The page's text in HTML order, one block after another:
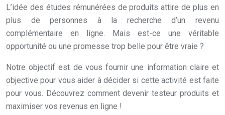
L’idée des études rémunérées de produits attire de plus en
plus de personnes à la recherche d’un revenu
complémentaire en ligne. Mais est-ce une véritable
opportunité ou une promesse trop belle pour être vraie ?
Notre objectif est de vous fournir une information claire et
objective pour vous aider à décider si cette activité est faite
pour vous. Découvrez comment devenir testeur produits et
maximiser vos revenus en ligne !